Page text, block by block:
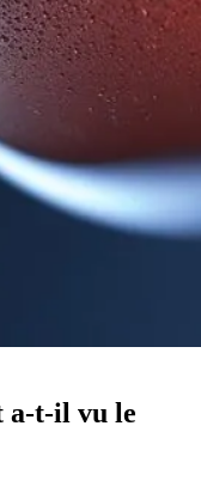
a-t-il vu le